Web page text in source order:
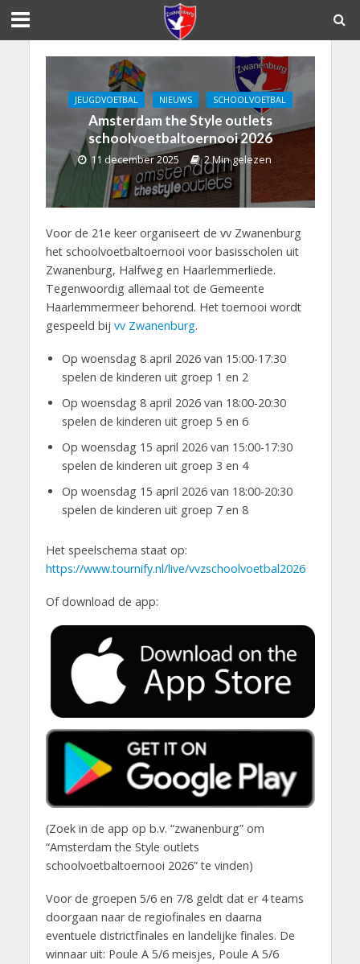
JEUGDVOETBAL NIEUWS SCHOOLVOETBAL
Amsterdam the Style outlets
schoolvoetbaltoernooi 2026
11 december 2025 2 Min gelezen
Voor de 21e keer organiseert de vv Zwanenburg
het schoolvoetbaltoernooi voor basisscholen uit
Zwanenburg, Halfweg en Haarlemmerliede.
Tegenwoordig allemaal tot de Gemeente
Haarlemmermeer behorend. Het toernooi wordt
gespeeld bij vv Zwanenburg.
Op woensdag 8 april 2026 van 15:00-17:30
spelen de kinderen uit groep 1 en 2
Op woensdag 8 april 2026 van 18:00-20:30
spelen de kinderen uit groep 5 en 6
Op woensdag 15 april 2026 van 15:00-17:30
spelen de kinderen uit groep 3 en 4
Op woensdag 15 april 2026 van 18:00-20:30
spelen de kinderen uit groep 7 en 8
Het speelschema staat op:
https://www.tournify.nl/live/vvzschoolvoetbal2026
Of download de app:
(Zoek in de app op b.v. “zwanenburg” om
“Amsterdam the Style outlets
schoolvoetbaltoernooi 2026” te vinden)
Voor de groepen 5/6 en 7/8 geldt dat er 4 teams
doorgaan naar de regiofinales en daarna
eventuele districtfinales en landelijke finales. De
winnaar uit: Poule A 5/6 meisjes, Poule A 5/6